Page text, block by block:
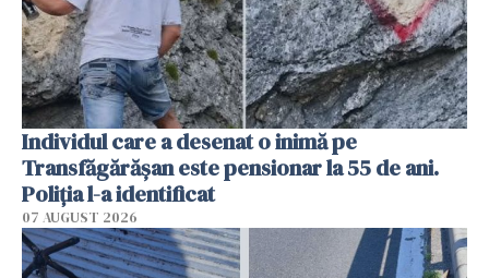
Individul care a desenat o inimă pe
Transfăgărășan este pensionar la 55 de ani.
Poliția l-a identificat
07 AUGUST 2026